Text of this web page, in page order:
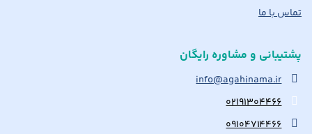
تماس با ما
پشتیبانی و مشاوره رایگان
info@agahinama.ir
۰۲۱۹۱۳۰۴۴۶۶
۰۹۱۰۴۷۱۴۴۶۶